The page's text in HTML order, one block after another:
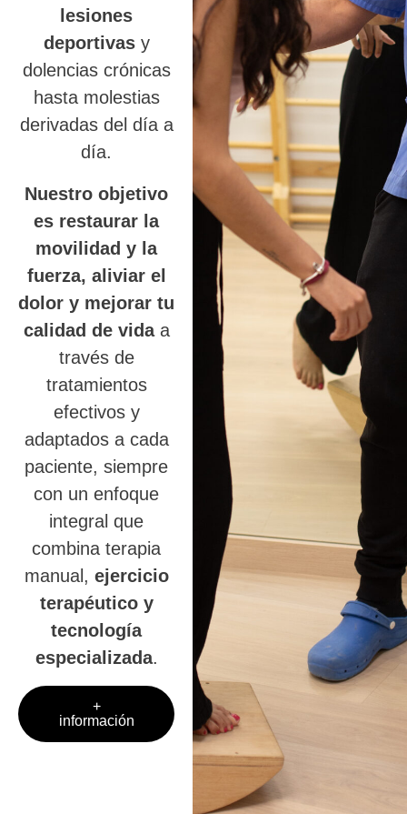
lesiones
deportivasy
dolencias crónicas
hasta molestias
derivadas del día a
día.
Nuestro objetivo
es restaurar la
movilidad y la
fuerza, aliviar el
dolor y mejorar tu
calidad de vidaa
través de
tratamientos
efectivos y
adaptados a cada
paciente, siempre
con un enfoque
integral que
combina terapia
manual, ejercicio
terapéutico y
tecnología
especializada.
+
información